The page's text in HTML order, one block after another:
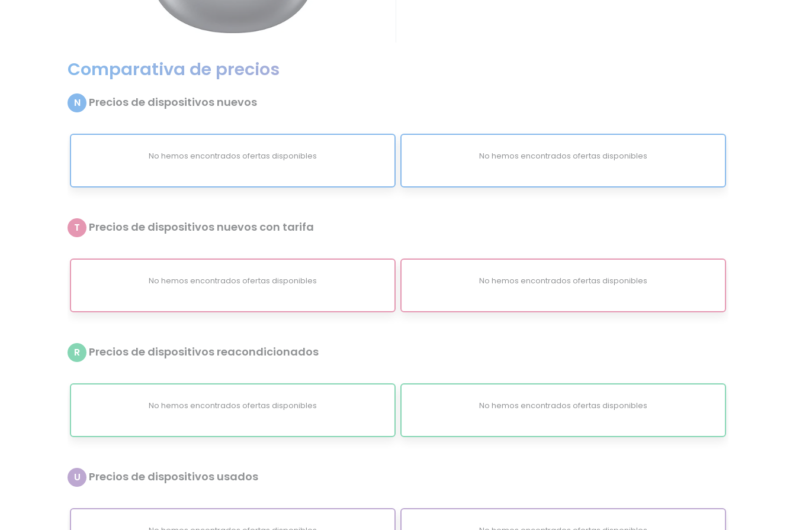
Comparativa de precios
N Precios de dispositivos nuevos
No hemos encontrados ofertas disponibles No hemos encontrados ofertas disponibles
T Precios de dispositivos nuevos con tarifa
No hemos encontrados ofertas disponibles No hemos encontrados ofertas disponibles
R Precios de dispositivos reacondicionados
No hemos encontrados ofertas disponibles No hemos encontrados ofertas disponibles
U Precios de dispositivos usados